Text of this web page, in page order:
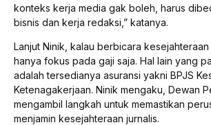
konteks kerja media gak boleh, harus
bisnis dan kerja redaksi,” katanya.
Lanjut Ninik, kalau berbicara kesejahteraan
hanya fokus pada gaji saja. Hal lain yang
adalah tersedianya asuransi yakni BPJS
Ketenagakerjaan. Ninik mengaku, Dewan
mengambil langkah untuk memastikan
menjamin kesejahteraan jurnalis.